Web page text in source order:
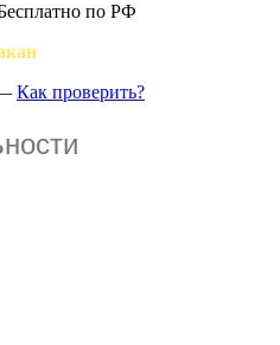
по РФ
Как проверить?